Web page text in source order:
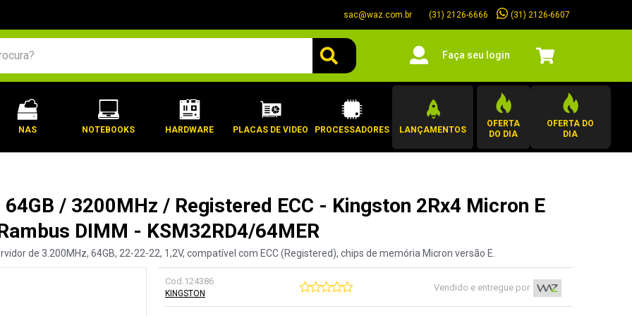
sac@waz.com.br (31) 2126-6666 (31) 2126-6607
Faça seu login
NAS NOTEBOOKS HARDWARE PLACAS DE VIDEO PROCESSADORES LANÇAMENTOS
OFERTA
DO DIA
OFERTA DO
DIA
/ 3200MHz / Registered ECC - Kingston 2Rx4 Micron E
DIMM - KSM32RD4/64MER
de 3.200MHz, 64GB, 22-22-22, 1,2V, compatível com ECC (Registered), chips de memória Micron versão E.
Cod.124386
KINGSTON
Vendido e entregue por